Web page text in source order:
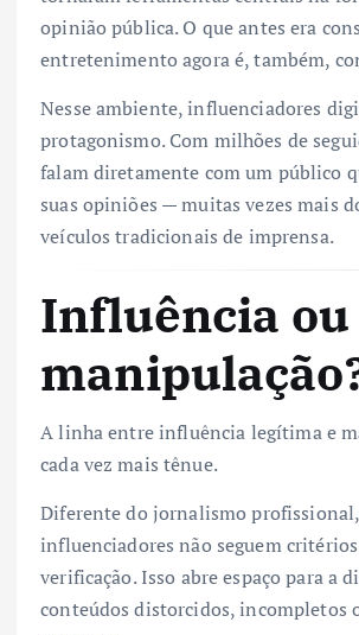
opinião pública. O que antes era
entretenimento agora é, também,
Nesse ambiente, influenciadores
protagonismo. Com milhões de
falam diretamente com um público
suas opiniões — muitas vezes mais
veículos tradicionais de imprensa.
Influência ou
A linha entre influência legítima e
cada vez mais tênue.
Diferente do jornalismo
influenciadores não seguem
verificação. Isso abre espaço para a
conteúdos distorcidos, incompletos